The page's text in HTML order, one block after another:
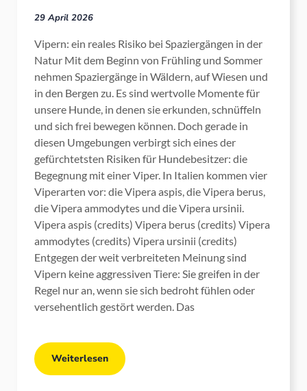
29 April 2026
Vipern: ein reales Risiko bei Spaziergängen in der
Natur Mit dem Beginn von Frühling und Sommer
nehmen Spaziergänge in Wäldern, auf Wiesen und
in den Bergen zu. Es sind wertvolle Momente für
unsere Hunde, in denen sie erkunden, schnüffeln
und sich frei bewegen können. Doch gerade in
diesen Umgebungen verbirgt sich eines der
gefürchtetsten Risiken für Hundebesitzer: die
Begegnung mit einer Viper. In Italien kommen vier
Viperarten vor: die Vipera aspis, die Vipera berus,
die Vipera ammodytes und die Vipera ursinii.
Vipera aspis (credits) Vipera berus (credits) Vipera
ammodytes (credits) Vipera ursinii (credits)
Entgegen der weit verbreiteten Meinung sind
Vipern keine aggressiven Tiere: Sie greifen in der
Regel nur an, wenn sie sich bedroht fühlen oder
versehentlich gestört werden. Das
Weiterlesen